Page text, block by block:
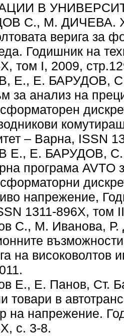
В
С., М. ДИЧЕВА.
верига за
Годишник на
том I, 2009,
Е., Е. БАРУДОВ,
за анализ на
– Варна, ISSN
Е., Е. БАРУДОВ, С.
програма AVTO
напрежение,
1311-896X, том
С., М. Иванова, Р.
на високоволтов
Е., Е. Панов, Ст.
товари в
на напрежение.
c. 3-8.